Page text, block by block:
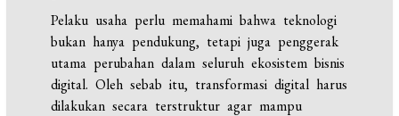
Pelaku usaha perlu memahami bahwa teknologi
bukan hanya pendukung, tetapi juga penggerak
utama perubahan dalam seluruh ekosistem bisnis
digital. Oleh sebab itu, transformasi digital harus
dilakukan secara terstruktur agar mampu